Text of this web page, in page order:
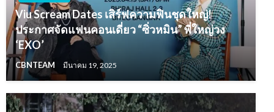
Viu Scream Dates เสิร์ฟความฟินชุดใหญ่!
ประกาศจัดแฟนคอนเดี่ยว “ซิ่วหมิน” พี่ใหญ่วง
‘EXO’
CBNTEAM มีนาคม 19, 2025